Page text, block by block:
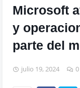
Microsoft
y
parte del
julio 19, 2024